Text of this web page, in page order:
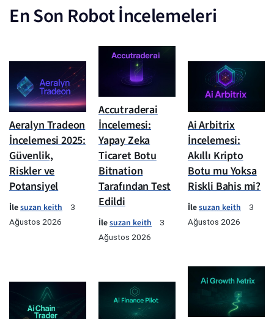
En Son Robot İncelemeleri
Aeralyn Tradeon
İncelemesi 2025:
Güvenlik,
Riskler ve
Potansiyel
İlesuzan keith
3
Ağustos 2026
Accutraderai
İncelemesi:
Yapay Zeka
Ticaret Botu
Bitnation
Tarafından Test
Edildi
İlesuzan keith
3
Ağustos 2026
Ai Arbitrix
İncelemesi:
Akıllı Kripto
Botu mu Yoksa
Riskli Bahis mi?
İlesuzan keith
3
Ağustos 2026